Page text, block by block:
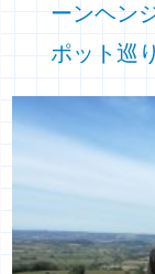
ーンヘン
ポット巡